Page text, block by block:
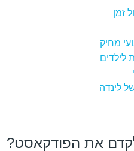
זמן
מחיק
לילדים
לינדה
לקדם את הפודקאסט?